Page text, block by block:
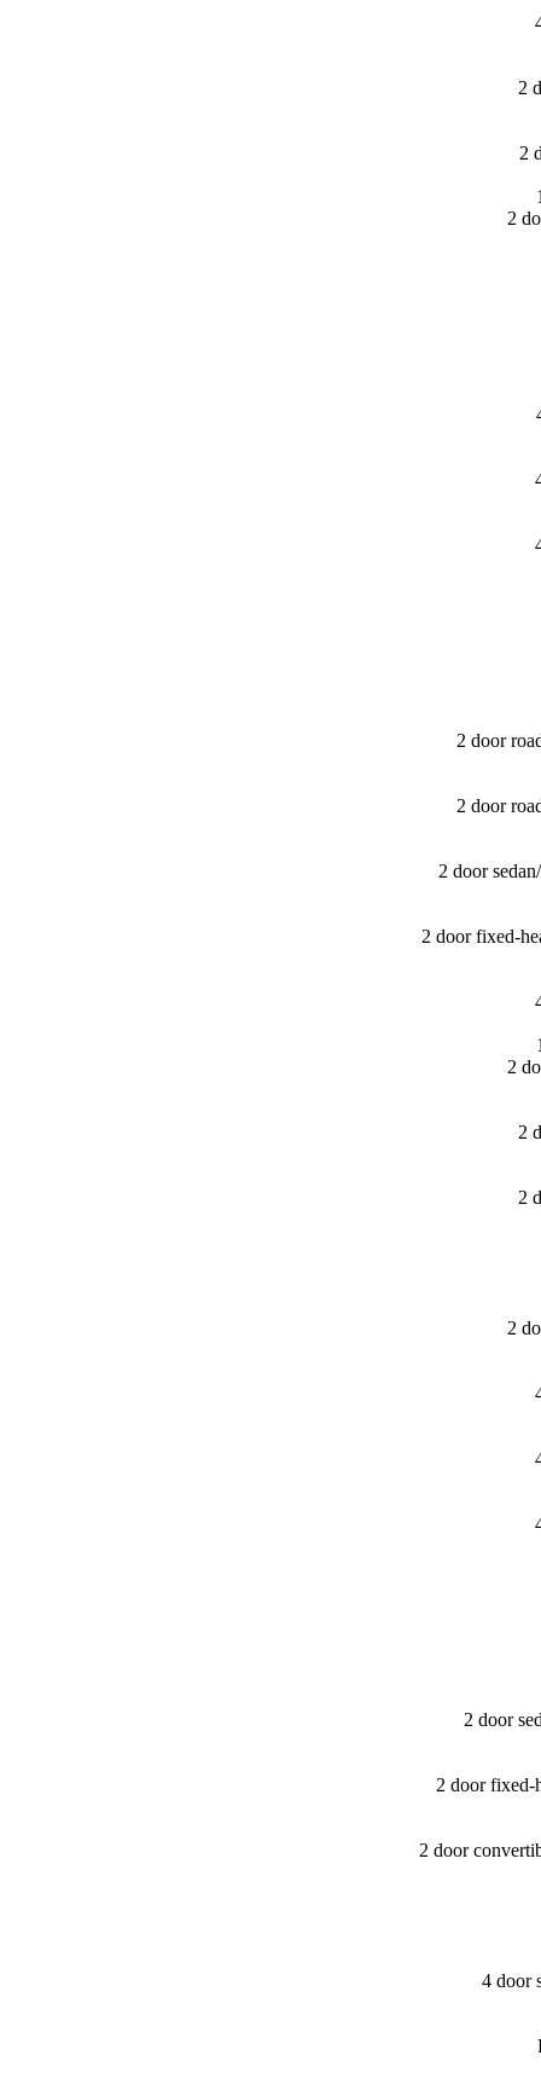
2
2
2
2 door
2 door
2 door
2 door fixed-
2
2
2
2
2 door
2 door fixed-
2 door
4 door